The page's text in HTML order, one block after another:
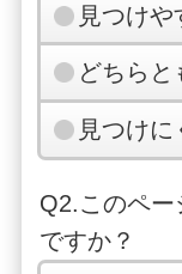
見つけや
どちらと
見つけに
Q2.このペー
ですか？